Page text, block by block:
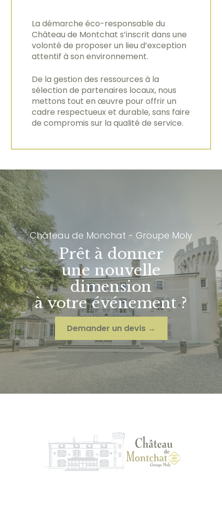
La démarche éco-responsable du
Château de Montchat s’inscrit dans une
volonté de proposer un lieu d’exception
attentif à son environnement.
De la gestion des ressources à la
sélection de partenaires locaux, nous
mettons tout en œuvre pour offrir un
cadre respectueux et durable, sans faire
de compromis sur la qualité de service.
Château de Monchat - Groupe Moly
Prêt à donner
une nouvelle
dimension
à votre événement ?
Demander un devis →